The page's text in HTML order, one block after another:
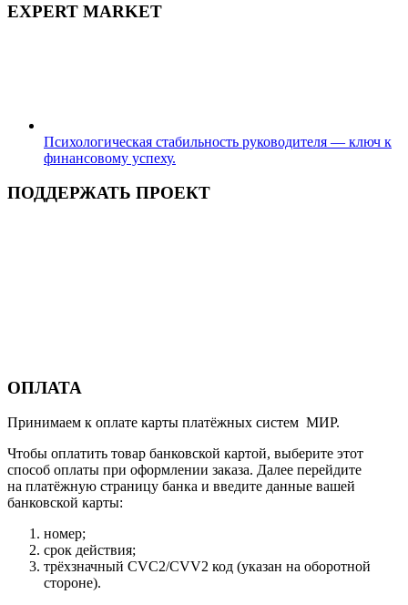
EXPERT MARKET
Психологическая стабильность руководителя — ключ к
финансовому успеху.
ПОДДЕРЖАТЬ ПРОЕКТ
ОПЛАТА
Принимаем к оплате карты платёжных систем МИР.
Чтобы оплатить товар банковской картой, выберите этот
способ оплаты при оформлении заказа. Далее перейдите
на платёжную страницу банка и введите данные вашей
банковской карты:
номер;
срок действия;
трёхзначный CVC2/CVV2 код (указан на оборотной
стороне).